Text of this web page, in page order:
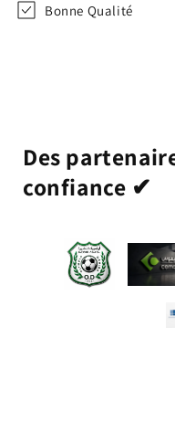
Bonne Qualité
Des
confiance ✔